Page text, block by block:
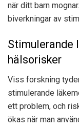
när ditt barn
biverkningar av
Stimulerande
hälsorisker
Viss forskning
stimulerande
ett problem, och
ökas när man